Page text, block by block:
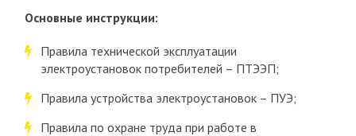
Основные инструкции:
Правила технической эксплуатации
электроустановок потребителей – ПТЭЭП;
Правила устройства электроустановок – ПУЭ;
Правила по охране труда при работе в